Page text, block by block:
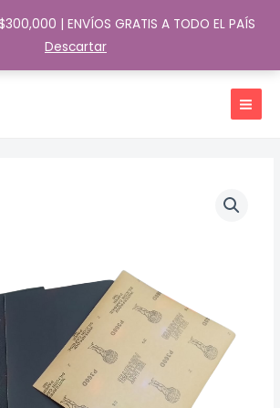
| ENVÍOS GRATIS A TODO EL PAÍS
Descartar